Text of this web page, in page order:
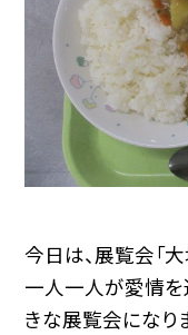
今日は、展覧会「
一人一人が愛情を
きな展覧会になり